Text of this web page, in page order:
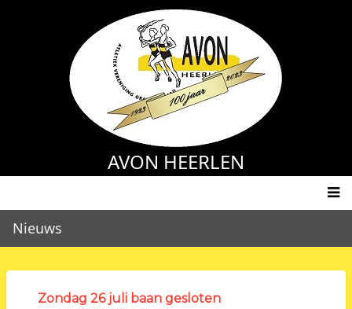
AVON HEERLEN
Main
navigation
Nieuws
Zondag 26 juli baan gesloten